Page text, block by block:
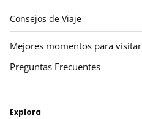
Consejos de Viaje
Mejores momentos para visitar
Preguntas Frecuentes
Explora